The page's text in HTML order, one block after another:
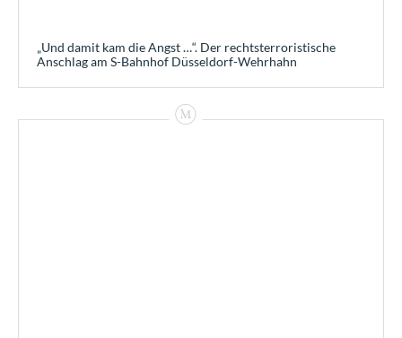
„Und damit kam die Angst …“. Der rechtsterroristische
Anschlag am S-Bahnhof Düsseldorf-Wehrhahn